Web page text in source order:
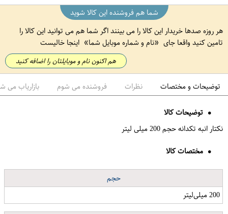
شما هم فروشنده این کالا شوید
هر روزه صدها خریدار این کالا را می بینند اگر شما هم می توانید این کالا را
تامین کنید واقعا جای
نام و شماره موبایل شما اینجا خالیست
هم اکنون نام و موبایلتان را اضافه کنید
توضیحات و مختصات نظرات فروشنده می شوم بازاریاب می
توضیحات کالا
نکتار انبه تکدانه حجم 200 میلی لیتر
مختصات کالا
حجم
200 میلی‌لیتر